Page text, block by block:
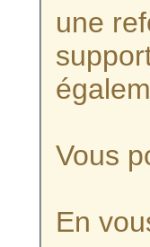
une
Vous
En